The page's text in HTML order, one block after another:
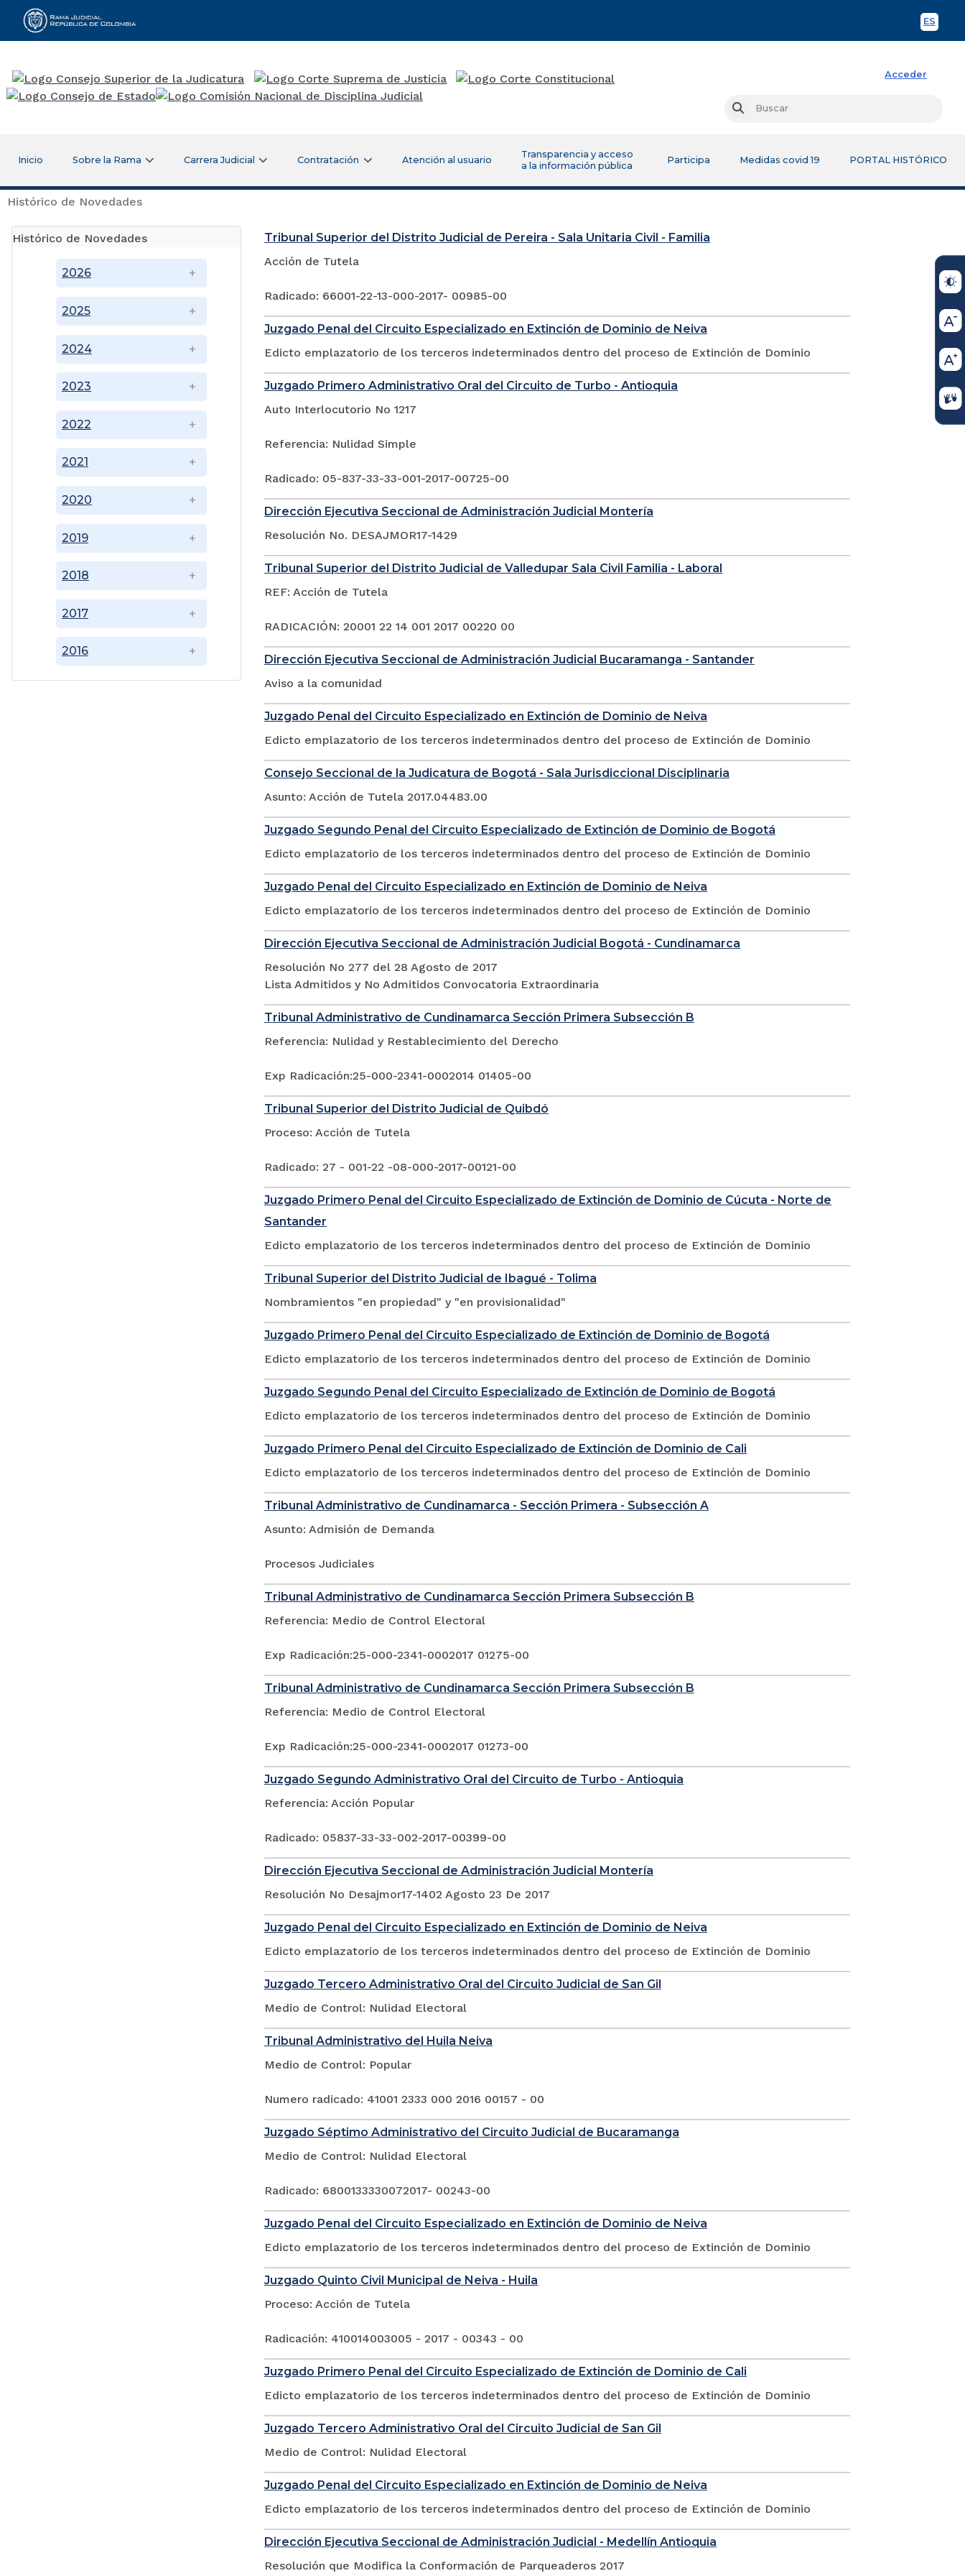
ES
Rama Judicial
Acceder
Buscar
Inicio Sobre la Rama Carrera Judicial Contratación Atención al usuario
Transparencia y acceso
a la información pública
Participa Medidas covid 19 PORTAL HISTÓRICO
Histórico de Novedades
Histórico de Novedades
2016
2017
2018
2019
2020
2021
2022
2023
2024
2025
2026
Tribunal Superior del Distrito Judicial de Pereira - Sala Unitaria Civil - Familia
Acción de Tutela
Radicado: 66001-22-13-000-2017- 00985-00
Juzgado Penal del Circuito Especializado en Extinción de Dominio de Neiva
Edicto emplazatorio de los terceros indeterminados dentro del proceso de Extinción de Dominio
Juzgado Primero Administrativo Oral del Circuito de Turbo - Antioquia
Auto Interlocutorio No 1217
Referencia: Nulidad Simple
Radicado: 05-837-33-33-001-2017-00725-00
Dirección Ejecutiva Seccional de Administración Judicial Montería
Resolución No. DESAJMOR17-1429
Tribunal Superior del Distrito Judicial de Valledupar Sala Civil Familia - Laboral
REF: Acción de Tutela
RADICACIÓN: 20001 22 14 001 2017 00220 00
Dirección Ejecutiva Seccional de Administración Judicial Bucaramanga - Santander
Aviso a la comunidad
Juzgado Penal del Circuito Especializado en Extinción de Dominio de Neiva
Edicto emplazatorio de los terceros indeterminados dentro del proceso de Extinción de Dominio
Consejo Seccional de la Judicatura de Bogotá - Sala Jurisdiccional Disciplinaria
Asunto: Acción de Tutela 2017.04483.00
Juzgado Segundo Penal del Circuito Especializado de Extinción de Dominio de Bogotá
Edicto emplazatorio de los terceros indeterminados dentro del proceso de Extinción de Dominio
Juzgado Penal del Circuito Especializado en Extinción de Dominio de Neiva
Edicto emplazatorio de los terceros indeterminados dentro del proceso de Extinción de Dominio
Dirección Ejecutiva Seccional de Administración Judicial Bogotá - Cundinamarca
Resolución No 277 del 28 Agosto de 2017
Lista Admitidos y No Admitidos Convocatoria Extraordinaria
Tribunal Administrativo de Cundinamarca Sección Primera Subsección B
Referencia: Nulidad y Restablecimiento del Derecho
Exp Radicación:25-000-2341-0002014 01405-00
Tribunal Superior del Distrito Judicial de Quibdó
Proceso: Acción de Tutela
Radicado: 27 - 001-22 -08-000-2017-00121-00
Juzgado Primero Penal del Circuito Especializado de Extinción de Dominio de Cúcuta - Norte de
Santander
Edicto emplazatorio de los terceros indeterminados dentro del proceso de Extinción de Dominio
Tribunal Superior del Distrito Judicial de Ibagué - Tolima
Nombramientos "en propiedad" y "en provisionalidad"
Juzgado Primero Penal del Circuito Especializado de Extinción de Dominio de Bogotá
Edicto emplazatorio de los terceros indeterminados dentro del proceso de Extinción de Dominio
Juzgado Segundo Penal del Circuito Especializado de Extinción de Dominio de Bogotá
Edicto emplazatorio de los terceros indeterminados dentro del proceso de Extinción de Dominio
Juzgado Primero Penal del Circuito Especializado de Extinción de Dominio de Cali
Edicto emplazatorio de los terceros indeterminados dentro del proceso de Extinción de Dominio
Tribunal Administrativo de Cundinamarca - Sección Primera - Subsección A
Asunto: Admisión de Demanda
Procesos Judiciales
Tribunal Administrativo de Cundinamarca Sección Primera Subsección B
Referencia: Medio de Control Electoral
Exp Radicación:25-000-2341-0002017 01275-00
Tribunal Administrativo de Cundinamarca Sección Primera Subsección B
Referencia: Medio de Control Electoral
Exp Radicación:25-000-2341-0002017 01273-00
Juzgado Segundo Administrativo Oral del Circuito de Turbo - Antioquia
Referencia: Acción Popular
Radicado: 05837-33-33-002-2017-00399-00
Dirección Ejecutiva Seccional de Administración Judicial Montería
Resolución No Desajmor17-1402 Agosto 23 De 2017
Juzgado Penal del Circuito Especializado en Extinción de Dominio de Neiva
Edicto emplazatorio de los terceros indeterminados dentro del proceso de Extinción de Dominio
Juzgado Tercero Administrativo Oral del Circuito Judicial de San Gil
Medio de Control: Nulidad Electoral
Tribunal Administrativo del Huila Neiva
Medio de Control: Popular
Numero radicado: 41001 2333 000 2016 00157 - 00
Juzgado Séptimo Administrativo del Circuito Judicial de Bucaramanga
Medio de Control: Nulidad Electoral
Radicado: 6800133330072017- 00243-00
Juzgado Penal del Circuito Especializado en Extinción de Dominio de Neiva
Edicto emplazatorio de los terceros indeterminados dentro del proceso de Extinción de Dominio
Juzgado Quinto Civil Municipal de Neiva - Huila
Proceso: Acción de Tutela
Radicación: 410014003005 - 2017 - 00343 - 00
Juzgado Primero Penal del Circuito Especializado de Extinción de Dominio de Cali
Edicto emplazatorio de los terceros indeterminados dentro del proceso de Extinción de Dominio
Juzgado Tercero Administrativo Oral del Circuito Judicial de San Gil
Medio de Control: Nulidad Electoral
Juzgado Penal del Circuito Especializado en Extinción de Dominio de Neiva
Edicto emplazatorio de los terceros indeterminados dentro del proceso de Extinción de Dominio
Dirección Ejecutiva Seccional de Administración Judicial - Medellín Antioquia
Resolución que Modifica la Conformación de Parqueaderos 2017